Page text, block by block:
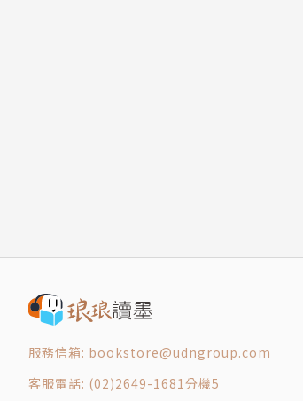
服務信箱: bookstore@udngroup.com
客服電話: (02)2649-1681分機5